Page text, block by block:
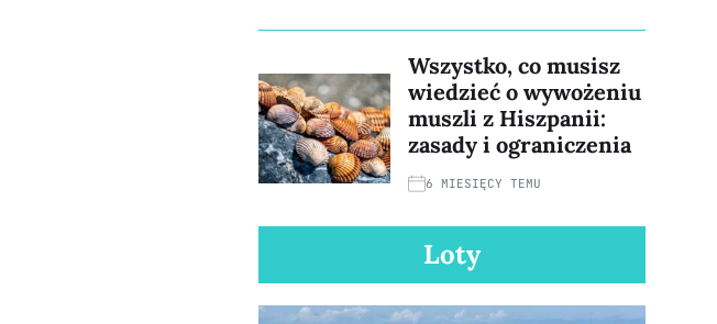
Wszystko, co musisz
wiedzieć o wywożeniu
muszli z Hiszpanii:
zasady i ograniczenia
6 MIESIĘCY TEMU
Loty